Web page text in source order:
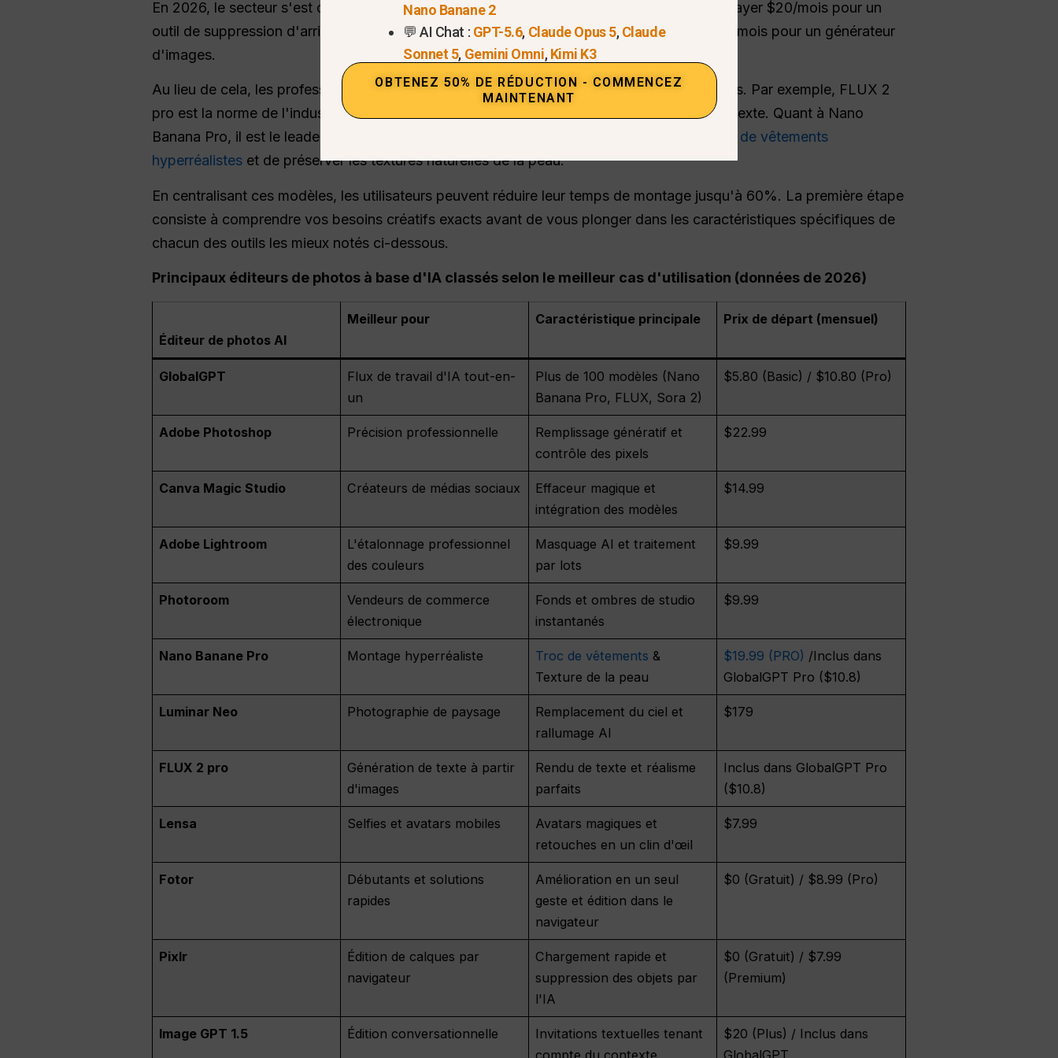
En 2026, le secteur s'est détourné des outils fragmentés. Les créateurs en ont assez de payer $20/mois pour un
outil de suppression d'arrière-plan, $15/mois pour des modèles de médias sociaux et $20/mois pour un générateur
d'images.
Au lieu de cela, les professionnels utilisent des modèles d'élite pour des tâches spécifiques. Par exemple, FLUX 2
pro est la norme de l'industrie pour générer des images de base avec un rendu parfait du texte. Quant à Nano
Banana Pro, il est le leader incontesté dans le domaine de l'imagerie numérique.
échanges de vêtements
hyperréalistes et de préserver les textures naturelles de la peau.
En centralisant ces modèles, les utilisateurs peuvent réduire leur temps de montage jusqu'à 60%. La première étape
consiste à comprendre vos besoins créatifs exacts avant de vous plonger dans les caractéristiques spécifiques de
chacun des outils les mieux notés ci-dessous.
Principaux éditeurs de photos à base d'IA classés selon le meilleur cas d'utilisation (données de 2026)
Éditeur de photos AI
Meilleur pour Caractéristique principale Prix de départ (mensuel)
GlobalGPT
Flux de travail d'IA tout-en-
un
Plus de 100 modèles (Nano
Banana Pro, FLUX, Sora 2)
$5.80 (Basic) / $10.80 (Pro)
Adobe Photoshop Précision professionnelle
Remplissage génératif et
contrôle des pixels
$22.99
Canva Magic Studio Créateurs de médias sociaux
Effaceur magique et
intégration des modèles
$14.99
Adobe Lightroom
L'étalonnage professionnel
des couleurs
Masquage AI et traitement
par lots
$9.99
Photoroom
Vendeurs de commerce
électronique
Fonds et ombres de studio
instantanés
$9.99
Nano Banane Pro Montage hyperréaliste Troc de vêtements &
Texture de la peau
$19.99 (PRO) /Inclus dans
GlobalGPT Pro ($10.8)
Luminar Neo Photographie de paysage
Remplacement du ciel et
rallumage AI
$179
FLUX 2 pro
Génération de texte à partir
d'images
Rendu de texte et réalisme
parfaits
Inclus dans GlobalGPT Pro
($10.8)
Lensa Selfies et avatars mobiles
Avatars magiques et
retouches en un clin d'œil
$7.99
Fotor
Débutants et solutions
rapides
Amélioration en un seul
geste et édition dans le
navigateur
$0 (Gratuit) / $8.99 (Pro)
Pixlr
Édition de calques par
navigateur
Chargement rapide et
suppression des objets par
l'IA
$0 (Gratuit) / $7.99
(Premium)
Image GPT 1.5 Édition conversationnelle
Invitations textuelles tenant
compte du contexte
$20 (Plus) / Inclus dans
GlobalGPT
Nano Banane 2
💬 AI Chat : GPT-5.6, Claude Opus 5,Claude
Sonnet 5, Gemini Omni,Kimi K3
OBTENEZ 50% DE RÉDUCTION - COMMENCEZ
MAINTENANT